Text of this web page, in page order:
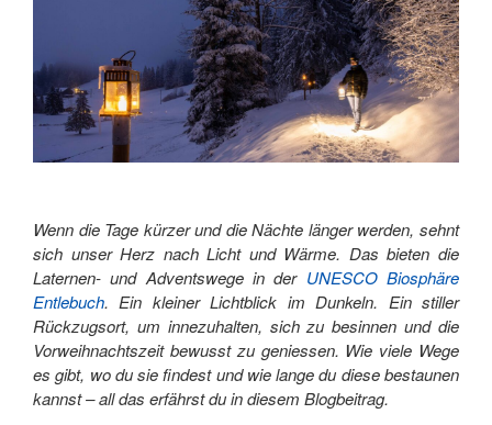
Wenn die Tage kürzer und die Nächte länger werden, sehnt
sich unser Herz nach Licht und Wärme. Das bieten die
Laternen- und Adventswege in der UNESCO Biosphäre
Entlebuch. Ein kleiner Lichtblick im Dunkeln. Ein stiller
Rückzugsort, um innezuhalten, sich zu besinnen und die
Vorweihnachtszeit bewusst zu geniessen. Wie viele Wege
es gibt, wo du sie findest und wie lange du diese bestaunen
kannst – all das erfährst du in diesem Blogbeitrag.